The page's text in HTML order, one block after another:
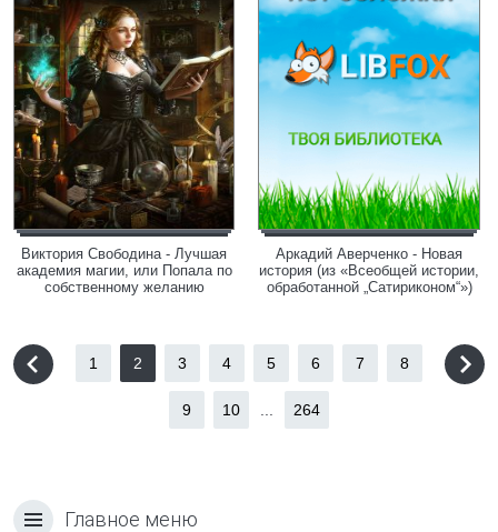
Виктория Свободина - Лучшая
академия магии, или Попала по
собственному желанию
Аркадий Аверченко - Новая
история (из «Всеобщей истории,
обработанной „Сатириконом“»)
1 2 3 4 5 6 7 8
9 10 264
Главное меню